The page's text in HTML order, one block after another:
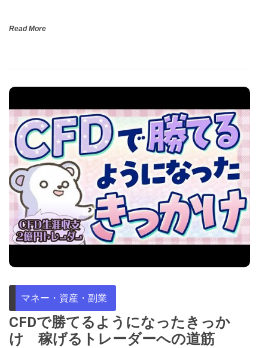
Read More
マネー・資産・副業
CFDで勝てるようになったきっか
け 稼げるトレーダーへの道筋